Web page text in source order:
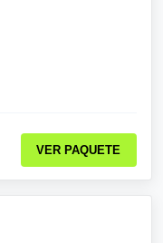
VER PAQUETE